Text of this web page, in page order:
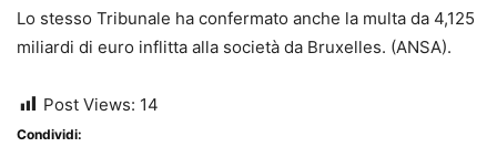
Lo stesso Tribunale ha confermato anche la multa da 4,125
miliardi di euro inflitta alla società da Bruxelles. (ANSA).
Post Views: 14
Condividi: